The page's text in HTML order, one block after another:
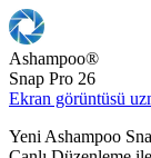
Ashampoo®
Snap Pro 26
Ekran görüntüsü
Yeni Ashampoo